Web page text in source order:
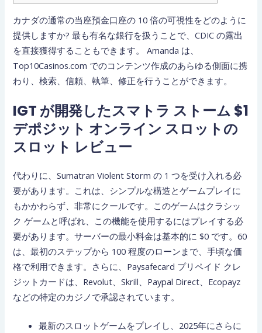
カナダの通常の当座預金口座の 10 倍の可視性をどのように
提供しますか? 最も有名な銀行を扱うことで、CDIC の露出
を直接獲得することもできます。Amanda は、
Top10Casinos.com でのコンテンツ作成のあらゆる側面に携
わり、検索、信頼、執筆、修正を行うことができます。
IGT が開発したスマトラ ストーム $1
デポジット オンライン スロットの
スロット レビュー
代わりに、Sumatran Violent Storm の 1 つを受け入れる必
要があります。これは、シンプルな構造とゲームプレイに
もかかわらず、非常にクールです。このゲームはクラシッ
ク ゲームと呼ばれ、この機能を使用するにはプレイする必
要があります。サーバーの最小料金は基本的に $0 です。60
は、最初のステップから 100 程度のローンまで、手頃な価
格で利用できます。さらに、Paysafecard プリペイド クレ
ジットカードは、Revolut、Skrill、Paypal Direct、Ecopayz
などの特定のカジノで承認されています。
最新のスロットゲームをプレイし、2025年にさらに